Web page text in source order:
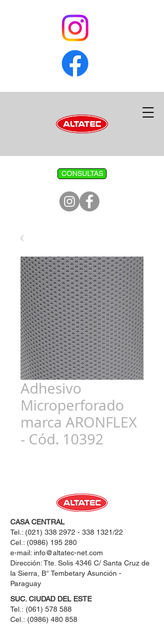
CONSULTAS
Adhesivo
Microperforado
marca ARONFLEX
- Cód. 10392
CASA CENTRAL
Tel.: (021) 338 2972 - 338 1321/22
Cel.: (0986) 195 280
e-mail: info@altatec-net.com
Dirección: Tte. Solis 4346 C/ Santa Cruz de
la Sierra, B° Tembetary Asunción -
Paraguay
SUC. CIUDAD DEL ESTE
Tel.: (061) 578 588
Cel.: (0986) 480 858